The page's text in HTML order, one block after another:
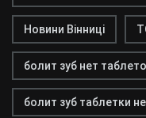
Новини Вінниці
болит зуб нет
болит зуб таблетки